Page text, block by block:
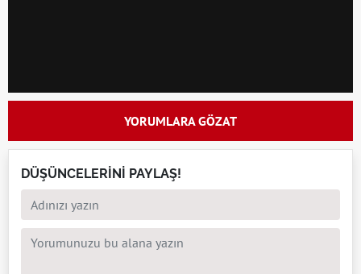
YORUMLARA GÖZAT
DÜŞÜNCELERİNİ PAYLAŞ!